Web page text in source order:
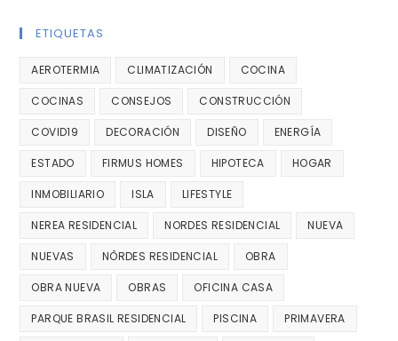
ETIQUETAS
AEROTERMIA CLIMATIZACIÓN COCINA
COCINAS CONSEJOS CONSTRUCCIÓN
COVID19 DECORACIÓN DISEÑO ENERGÍA
ESTADO FIRMUS HOMES HIPOTECA HOGAR
INMOBILIARIO ISLA LIFESTYLE
NEREA RESIDENCIAL NORDES RESIDENCIAL NUEVA
NUEVAS NÔRDES RESIDENCIAL OBRA
OBRA NUEVA OBRAS OFICINA CASA
PARQUE BRASIL RESIDENCIAL PISCINA PRIMAVERA